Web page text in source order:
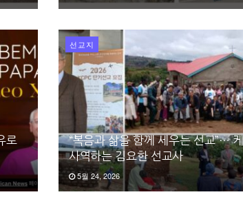
로
선교지
“복음과 삶을 함께 세우는 선교”…
사역하는 김요한 선교사
5월 24, 2026